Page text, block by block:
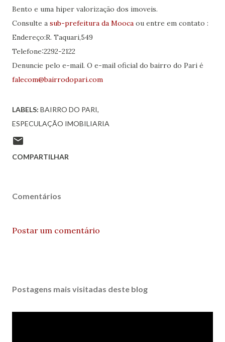
Bento e uma hiper valorização dos imoveis.
Consulte a sub-prefeitura da Mooca ou entre em contato :
Endereço:R. Taquari,549
Telefone:2292-2122
Denuncie pelo e-mail. O e-mail oficial do bairro do Pari é
falecom@bairrodopari.com
LABELS: BAIRRO DO PARI
ESPECULAÇÃO IMOBILIARIA
COMPARTILHAR
Comentários
Postar um comentário
Postagens mais visitadas deste blog